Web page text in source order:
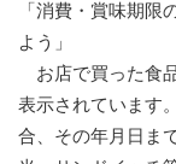
「消費・賞味期限
よう」
お店で買った食
表示されています
合、その年月日ま